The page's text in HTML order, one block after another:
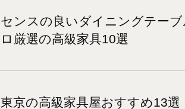
センスの良いダイニングテー
ロ厳選の高級家具10選
東京の高級家具屋おすすめ13